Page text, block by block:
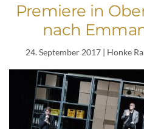
Premiere in
nach
24. September 2017 | Honke